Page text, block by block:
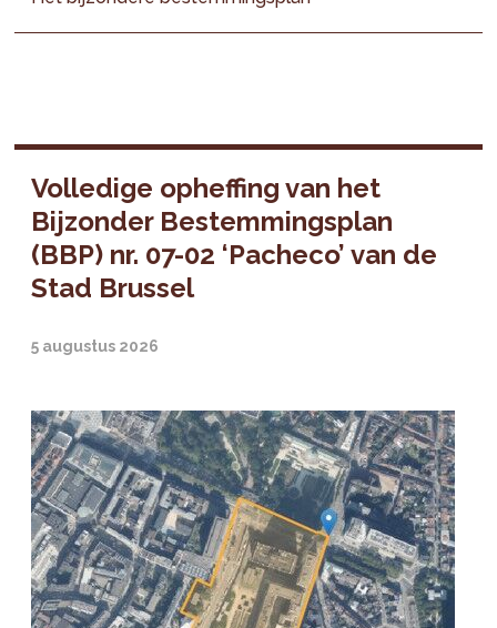
Volledige opheffing van het
Bijzonder Bestemmingsplan
(BBP) nr. 07-02 ‘Pacheco’ van de
Stad Brussel
5 augustus 2026